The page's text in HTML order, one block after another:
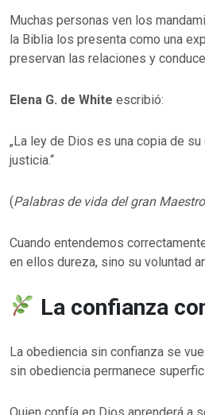
Muchas personas ven los
la Biblia los presenta como una
preservan las relaciones y
Elena G. de White escribió:
„La ley de Dios es una copia de
justicia.“
(Palabras de vida del gran Maestro
Cuando entendemos
en ellos dureza, sino su voluntad
La confianza
La obediencia sin confianza se
sin obediencia permanece
Quien confía en Dios aprenderá a